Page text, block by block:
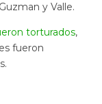
y Valle.
torturados,
fueron